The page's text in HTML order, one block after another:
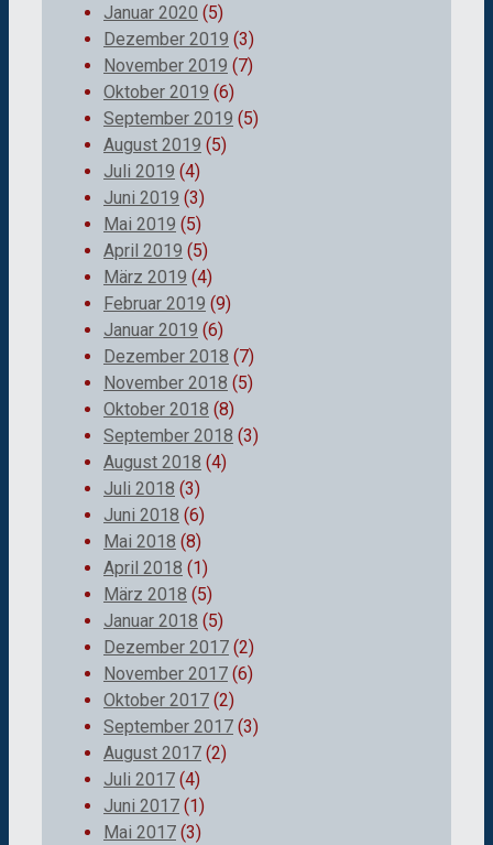
Januar 2020 (5)
Dezember 2019 (3)
November 2019 (7)
Oktober 2019 (6)
September 2019 (5)
August 2019 (5)
Juli 2019 (4)
Juni 2019 (3)
Mai 2019 (5)
April 2019 (5)
März 2019 (4)
Februar 2019 (9)
Januar 2019 (6)
Dezember 2018 (7)
November 2018 (5)
Oktober 2018 (8)
September 2018 (3)
August 2018 (4)
Juli 2018 (3)
Juni 2018 (6)
Mai 2018 (8)
April 2018 (1)
März 2018 (5)
Januar 2018 (5)
Dezember 2017 (2)
November 2017 (6)
Oktober 2017 (2)
September 2017 (3)
August 2017 (2)
Juli 2017 (4)
Juni 2017 (1)
Mai 2017 (3)